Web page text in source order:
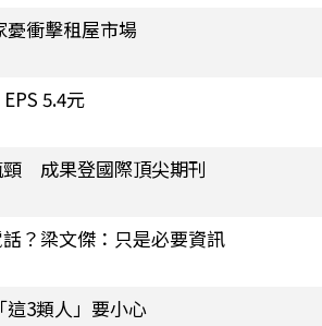
衝擊租屋市場
5.4元
頸 成果登國際頂尖期刊
？梁文傑：只是必要資訊
這3類人」要小心